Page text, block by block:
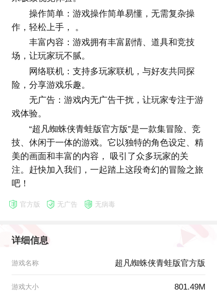
操作简单：游戏操作简单易懂，无需复杂操
作，轻松上手， 。
丰富内容：游戏拥有丰富剧情、道具和竞技
场，让玩家玩不腻。
网络联机：支持多玩家联机，与好友共同探
险，分享游戏乐趣。
无广告：游戏内无广告干扰，让玩家专注于游
戏体验。
“超凡蜘蛛侠青蛙版官方版”是一款集冒险、竞
技、休闲于一体的游戏。它以独特的角色设定、精
美的画面和丰富的内容， 吸引了众多玩家的关
注。赶快加入我们，一起踏上这段奇幻的冒险之旅
吧！
官方版 无广告 无病毒
详细信息
游戏名称 超凡蜘蛛侠青蛙版官方版
游戏大小 801.49M